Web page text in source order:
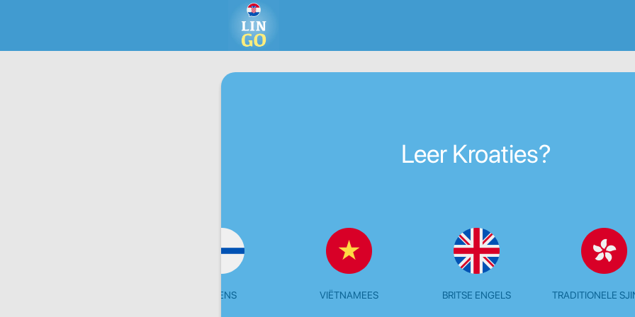
Leer Kroaties?
VEENS VIËTNAMEES BRITSE ENGELS TRADITIONELE